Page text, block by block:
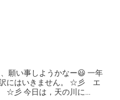
いきません。 ☆彡 エ
ムビレッジに良い流れがきますように ☆彡 今日は，天の川に...